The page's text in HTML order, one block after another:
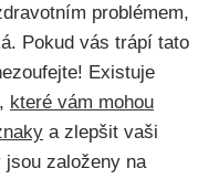
problémem,
Pokud‌ vás trápí tato
‍Existuje
které vám mohou
a ⁣zlepšit vaši
založeny na